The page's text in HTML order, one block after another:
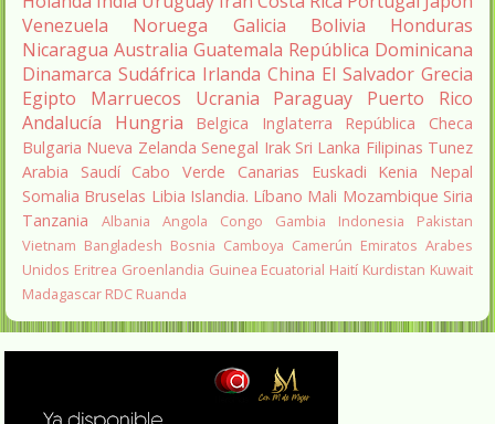
Venezuela
Noruega Galicia Bolivia
Honduras
Nicaragua Australia Guatemala República Dominicana
Dinamarca Sudáfrica Irlanda China El Salvador Grecia
Egipto
Marruecos Ucrania Paraguay
Puerto Rico
Andalucía
Hungria Belgica Inglaterra
República Checa
Bulgaria Nueva Zelanda Senegal Irak Sri Lanka Filipinas Tunez
Arabia Saudí Cabo Verde Canarias Euskadi Kenia
Nepal
Somalia Bruselas Libia Islandia. Líbano Mali Mozambique Siria
Tanzania
Albania Angola Congo Gambia Indonesia
Pakistan
Vietnam Bangladesh Bosnia Camboya Camerún Emiratos Arabes
Unidos Eritrea Groenlandia Guinea Ecuatorial Haití Kurdistan Kuwait
Madagascar RDC Ruanda